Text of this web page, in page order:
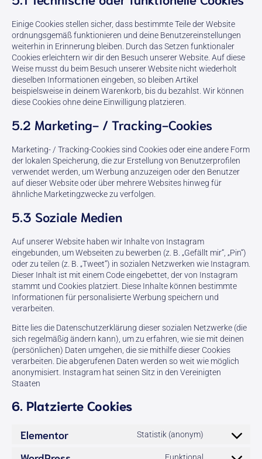
Einige Cookies stellen sicher, dass bestimmte Teile der Website
ordnungsgemäß funktionieren und deine Benutzereinstellungen
weiterhin in Erinnerung bleiben. Durch das Setzen funktionaler
Cookies erleichtern wir dir den Besuch unserer Website. Auf diese
Weise musst du beim Besuch unserer Website nicht wiederholt
dieselben Informationen eingeben, so bleiben Artikel
beispielsweise in deinem Warenkorb, bis du bezahlst. Wir können
diese Cookies ohne deine Einwilligung platzieren.
5.2 Marketing- / Tracking-Cookies
Marketing- / Tracking-Cookies sind Cookies oder eine andere Form
der lokalen Speicherung, die zur Erstellung von Benutzerprofilen
verwendet werden, um Werbung anzuzeigen oder den Benutzer
auf dieser Website oder über mehrere Websites hinweg für
ähnliche Marketingzwecke zu verfolgen.
5.3 Soziale Medien
Auf unserer Website haben wir Inhalte von Instagram
eingebunden, um Webseiten zu bewerben (z. B. „Gefällt mir“, „Pin“)
oder zu teilen (z. B. „Tweet“) in sozialen Netzwerken wie Instagram.
Dieser Inhalt ist mit einem Code eingebettet, der von Instagram
stammt und Cookies platziert. Diese Inhalte können bestimmte
Informationen für personalisierte Werbung speichern und
verarbeiten.
Bitte lies die Datenschutzerklärung dieser sozialen Netzwerke (die
sich regelmäßig ändern kann), um zu erfahren, wie sie mit deinen
(persönlichen) Daten umgehen, die sie mithilfe dieser Cookies
verarbeiten. Die abgerufenen Daten werden so weit wie möglich
anonymisiert. Instagram hat seinen Sitz in den Vereinigten
Staaten
6. Platzierte Cookies
Elementor Statistik (anonym)
Consent
Funktional